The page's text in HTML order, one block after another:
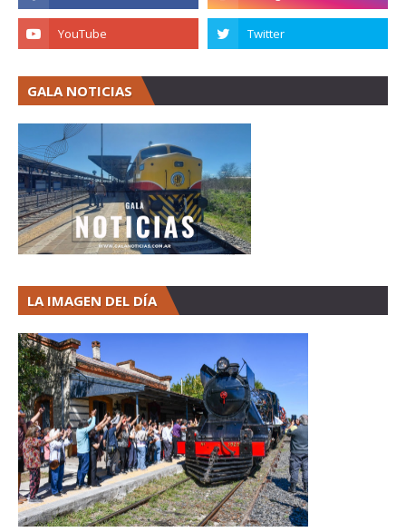
GALA NOTICIAS
LA IMAGEN DEL DÍA